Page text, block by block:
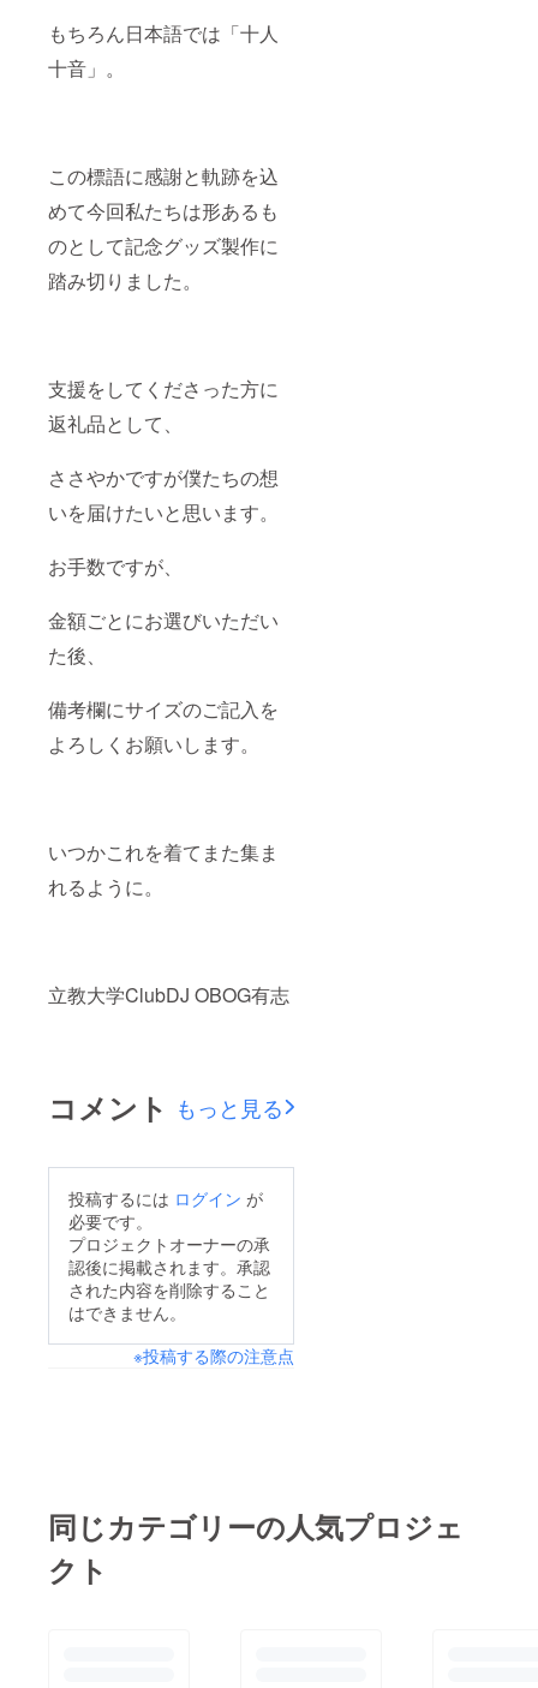
もちろん日本語では「十人
十音」。
この標語に感謝と軌跡を込
めて今回私たちは形あるも
のとして記念グッズ製作に
踏み切りました。
支援をしてくださった方に
返礼品として、
ささやかですが僕たちの想
いを届けたいと思います。
お手数ですが、
金額ごとにお選びいただい
た後、
備考欄にサイズのご記入を
よろしくお願いします。
いつかこれを着てまた集ま
れるように。
立教大学ClubDJ OBOG有志
コメント もっと見る
投稿するには ログイン が
必要です。
プロジェクトオーナーの承
認後に掲載されます。承認
された内容を削除すること
はできません。
※投稿する際の注意点
同じカテゴリーの人気プロジェ
クト